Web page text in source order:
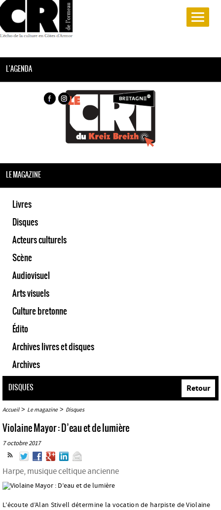
L'AGENDA
LE MAGAZINE
Livres
Disques
Acteurs culturels
Scène
Audiovisuel
Arts visuels
Culture bretonne
Édito
Archives livres et disques
Archives
DISQUES
Accueil> Le magazine> Disques
Retour
Violaine Mayor : D’eau et de lumière
7 octobre 2017
Harpe, musique celtique ancienne
L’écoute d’Alan Stivell détermine la vocation de harpiste de Violaine